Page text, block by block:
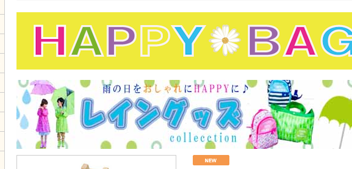
2017年11月14日
2018年福袋のご予約が始まっています!
2017年10月20日
新ブランド【otonato】のカットソーチェスターコートをアップしました!
コットン100%の気持ち良い肌触り!
ママとキッズでお揃いに出来ます♡
2017年10月19日
秋冬モノSALE品を多数アップしました!